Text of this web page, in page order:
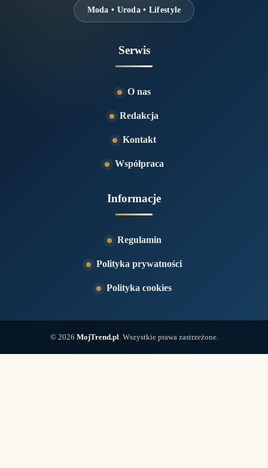
Moda • Uroda • Lifestyle
Serwis
O nas
Redakcja
Kontakt
Współpraca
Informacje
Regulamin
Polityka prywatności
Polityka cookies
© 2026 MojTrend.pl. Wszystkie prawa zastrzeżone.